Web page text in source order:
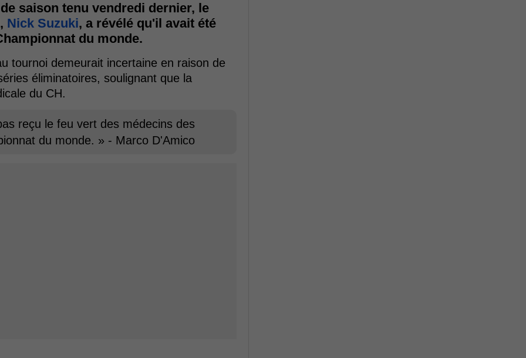
saison tenu vendredi dernier, le
, Nick Suzuki, a révélé qu'il avait été
du monde.
tournoi demeurait incertaine en raison de
éliminatoires, soulignant que la
du CH.
reçu le feu vert des médecins des
du monde. » - Marco D'Amico